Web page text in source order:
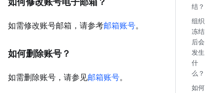
如需修改账号邮箱，请参考邮箱账号。
如何删除账号？
如需删除账号，请参见邮箱账号。
结？
组织
冻结
后会
发生
什
么？
如何